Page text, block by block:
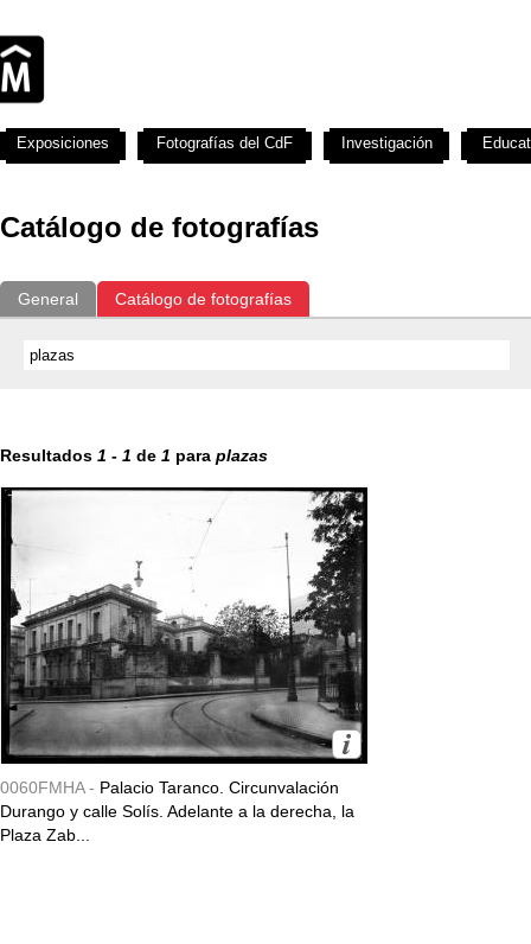
Catálogo de fotografías
General Catálogo de fotografías
Resultados 1 - 1 de 1 para plazas
0060FMHA - Palacio Taranco. Circunvalación
Durango y calle Solís. Adelante a la derecha, la
Plaza Zab...
Exposiciones Fotografías del CdF Investigación